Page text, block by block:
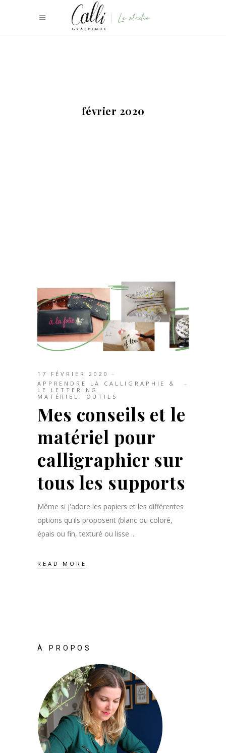
février 2020
17 FÉVRIER 2020
APPRENDRE LA CALLIGRAPHIE &
LE LETTERING
MATÉRIEL , OUTILS
Mes conseils et le
matériel pour
calligraphier sur
tous les supports
Même si j'adore les papiers et les différentes
options qu'ils proposent (blanc ou coloré,
épais ou fin, texturé ou lisse
READ MORE
À PROPOS